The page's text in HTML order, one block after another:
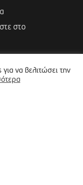
στο
να βελιτώσει την